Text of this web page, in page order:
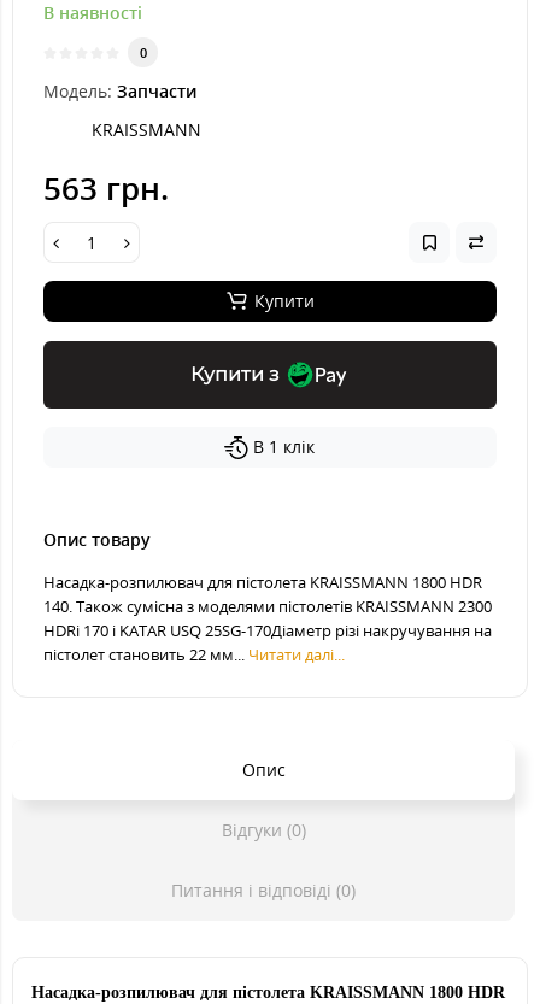
В наявності
0
Модель: Запчасти
KRAISSMANN
563 грн.
Купити
Купити з
В 1 клік
Опис товару
Насадка-розпилювач для пістолета KRAISSMANN 1800 HDR
140. Також сумісна з моделями пістолетів KRAISSMANN 2300
HDRi 170 і KATAR USQ 25SG-170Діаметр різі накручування на
пістолет становить 22 мм... Читати далі...
Опис
Відгуки (0)
Питання і відповіді (0)
Насадка-розпилювач для пістолета KRAISSMANN 1800 HDR